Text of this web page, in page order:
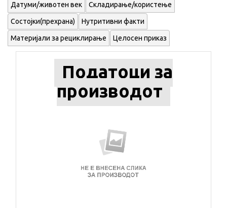
Датуми/животен век Складирање/користење
Состојки(прехрана) Нутритивни факти
Материјали за рециклирање Целосен приказ
Податоци за
производот